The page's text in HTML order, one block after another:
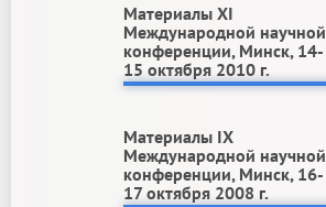
Материалы XI
Международной научной
конференции, Минск, 14-
15 октября 2010 г.
Материалы IX
Международной научной
конференции, Минск, 16-
17 октября 2008 г.